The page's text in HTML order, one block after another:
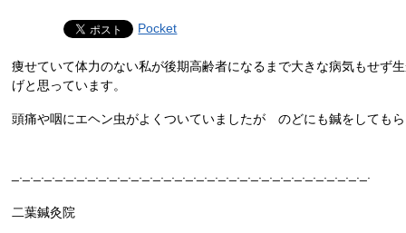
Pocket
痩せていて体力のない私が後期高齢者になるまで大きな病気もせず
げと思っています。
頭痛や咽にエヘン虫がよくついていましたが のどにも鍼をしても
二葉鍼灸院